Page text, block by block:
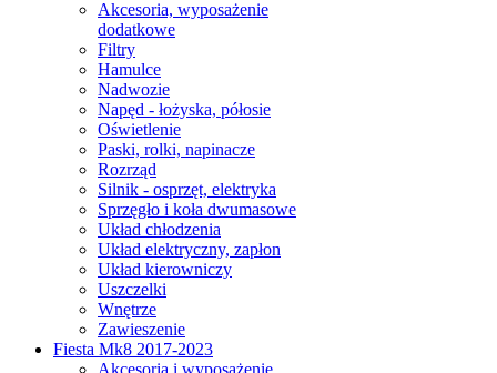
Akcesoria, wyposażenie
dodatkowe
Filtry
Hamulce
Nadwozie
Napęd - łożyska, półosie
Oświetlenie
Paski, rolki, napinacze
Rozrząd
Silnik - osprzęt, elektryka
Sprzęgło i koła dwumasowe
Układ chłodzenia
Układ elektryczny, zapłon
Układ kierowniczy
Uszczelki
Wnętrze
Zawieszenie
Fiesta Mk8 2017-2023
Akcesoria i wyposażenie